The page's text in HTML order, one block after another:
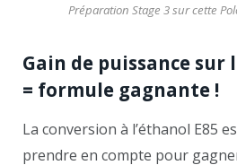
Préparation Stage 3 sur cette
Gain de puissance sur
= formule gagnante !
La conversion à l’éthanol E85
prendre en compte pour